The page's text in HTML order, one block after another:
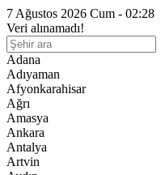
7 Ağustos 2026 Cum - 02:28
Veri alınamadı!
Adana
Adıyaman
Afyonkarahisar
Ağrı
Amasya
Ankara
Antalya
Artvin